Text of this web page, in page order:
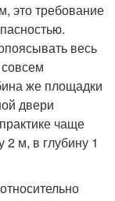
это требование
весь
же площадки
двери
чаще
2 м, в глубину 1